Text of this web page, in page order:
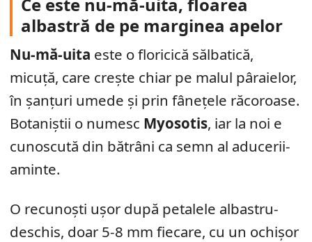
albastră de pe marginea apelor
Nu-mă-uita este o floricică sălbatică,
micuță, care crește chiar pe malul pâraielor,
în șanțuri umede și prin fânețele răcoroase.
Botaniștii o numesc Myosotis, iar la noi e
cunoscută din bătrâni ca semn al aducerii-
aminte.
O recunoști ușor după petalele albastru-
deschis, doar 5-8 mm fiecare, cu un ochișor